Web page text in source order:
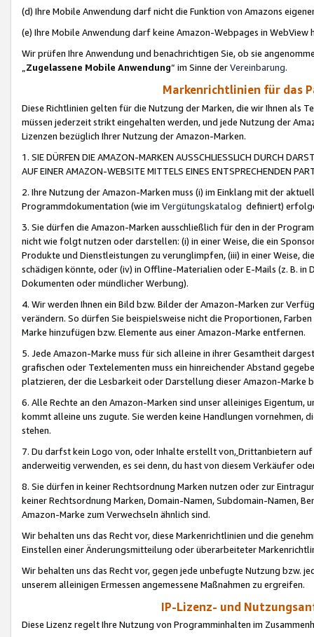
(d) Ihre Mobile Anwendung darf nicht die Funktion von Amazons
(e) Ihre Mobile Anwendung darf keine Amazon-Webpages in WebView
Wir prüfen Ihre Anwendung und benachrichtigen Sie, ob sie
„Zugelassene Mobile Anwendung“ im Sinne derVereinbarung.
Markenrichtlinien für das
Diese Richtlinien gelten für die Nutzung der Marken, die wir Ihnen als
müssen jederzeit strikt eingehalten werden, und jede Nutzung der
Lizenzen bezüglich Ihrer Nutzung der Amazon-Marken.
1. SIE DÜRFEN DIE AMAZON-MARKEN AUSSCHLIESSLICH DURCH
AUF EINER AMAZON-WEBSITE MITTELS EINES ENTSPRECHENDEN
2. Ihre Nutzung der Amazon-Marken muss (i) im Einklang mit der
Programmdokumentation (wie im Vergütungskatalog definiert)
3. Sie dürfen die Amazon-Marken ausschließlich für den in der
nicht wie folgt nutzen oder darstellen: (i) in einer Weise, die ein
Produkte und Dienstleistungen zu verunglimpfen, (iii) in einer Weise,
schädigen könnte, oder (iv) in Offline-Materialien oder E-Mails (z. B. in
Dokumenten oder mündlicher Werbung).
4. Wir werden Ihnen ein Bild bzw. Bilder der Amazon-Marken zur
verändern. So dürfen Sie beispielsweise nicht die Proportionen,
Marke hinzufügen bzw. Elemente aus einer Amazon-Marke entfernen.
5. Jede Amazon-Marke muss für sich alleine in ihrer Gesamtheit
grafischen oder Textelementen muss ein hinreichender Abstand
platzieren, der die Lesbarkeit oder Darstellung dieser Amazon-Marke
6. Alle Rechte an den Amazon-Marken sind unser alleiniges
kommt alleine uns zugute. Sie werden keine Handlungen vornehmen,
stehen.
7. Du darfst kein Logo von, oder Inhalte erstellt von,Drittanbietern auf
anderweitig verwenden, es sei denn, du hast von diesem Verkäufer
8. Sie dürfen in keiner Rechtsordnung Marken nutzen oder zur
keiner Rechtsordnung Marken, Domain-Namen, Subdomain-Namen,
Amazon-Marke zum Verwechseln ähnlich sind.
Wir behalten uns das Recht vor, diese Markenrichtlinien und die
Einstellen einer Änderungsmitteilung oder überarbeiteter
Wir behalten uns das Recht vor, gegen jede unbefugte Nutzung bzw.
unserem alleinigen Ermessen angemessene Maßnahmen zu ergreifen.
IP-Lizenz- und
Diese Lizenz regelt Ihre Nutzung von Programminhalten im